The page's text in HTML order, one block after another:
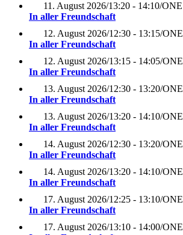
11. August 2026/13:20 - 14:10/ONE
In aller Freundschaft
12. August 2026/12:30 - 13:15/ONE
In aller Freundschaft
12. August 2026/13:15 - 14:05/ONE
In aller Freundschaft
13. August 2026/12:30 - 13:20/ONE
In aller Freundschaft
13. August 2026/13:20 - 14:10/ONE
In aller Freundschaft
14. August 2026/12:30 - 13:20/ONE
In aller Freundschaft
14. August 2026/13:20 - 14:10/ONE
In aller Freundschaft
17. August 2026/12:25 - 13:10/ONE
In aller Freundschaft
17. August 2026/13:10 - 14:00/ONE